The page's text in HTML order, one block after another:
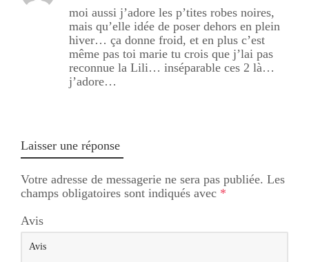
moi aussi j’adore les p’tites robes noires,
mais qu’elle idée de poser dehors en plein
hiver… ça donne froid, et en plus c’est
même pas toi marie tu crois que j’lai pas
reconnue la Lili… inséparable ces 2 là…
j’adore…
Laisser une réponse
Votre adresse de messagerie ne sera pas publiée. Les
champs obligatoires sont indiqués avec *
Avis